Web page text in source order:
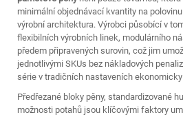
minimální objednávací kvantity na
výrobní architektura. Výrobci působící v
flexibilních výrobních linek, modulárního
předem připravených surovin, což jim
jednotlivými SKUs bez nákladových
série v tradičních nastaveních
Předřezané bloky pěny, standardizované
možnosti potahů jsou klíčovými faktory